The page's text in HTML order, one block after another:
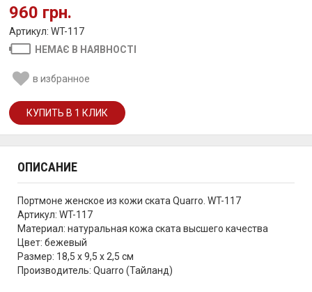
960 грн.
Артикул: WT-117
НЕМАЄ В НАЯВНОСТІ
в избранное
ОПИСАНИЕ
Портмоне женское из кожи ската Quarro. WT-117
Артикул: WT-117
Материал: натуральная кожа ската высшего качества
Цвет: бежевый
Размер: 18,5 х 9,5 х 2,5 см
Производитель: Quarro (Тайланд)